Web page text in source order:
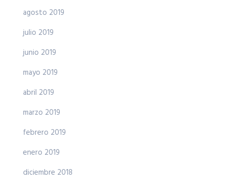
agosto 2019
julio 2019
junio 2019
mayo 2019
abril 2019
marzo 2019
febrero 2019
enero 2019
diciembre 2018